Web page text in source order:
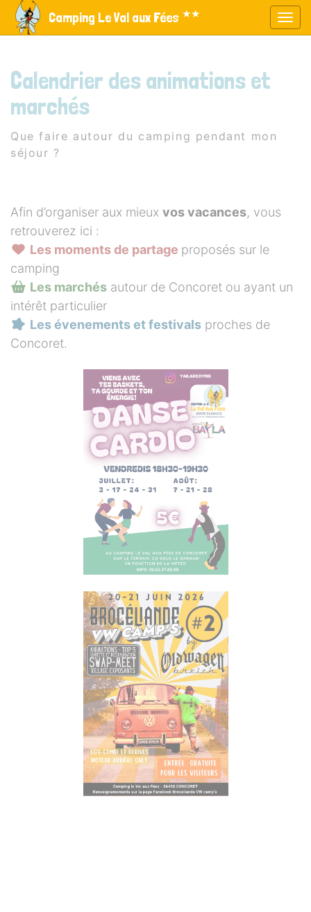
Camping Le Val aux Fées ★★
Calendrier des animations et
marchés
Que faire autour du camping pendant mon
séjour ?
Afin d’organiser aux mieux vos vacances, vous
retrouverez ici :
Les moments de partage proposés sur le
camping
Les marchésautour de Concoret ou ayant un
intérêt particulier
Les évenements et festivalsproches de
Concoret.
Panneau de gestion des cookies